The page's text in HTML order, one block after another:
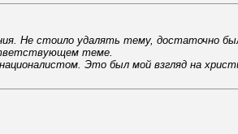
Не стоило удалять тему, достаточно
теме.
Это был мой взгляд на